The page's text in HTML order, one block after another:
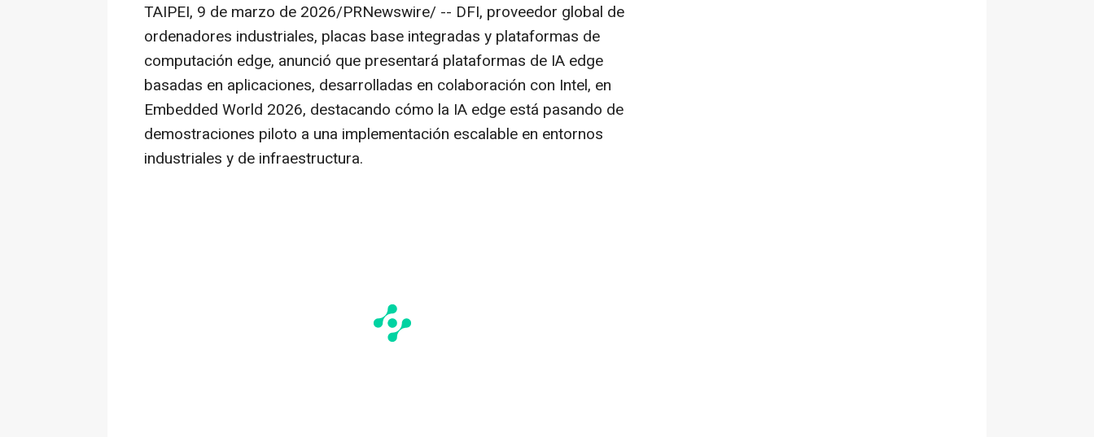
TAIPEI, 9 de marzo de 2026/PRNewswire/ -- DFI, proveedor global de
ordenadores industriales, placas base integradas y plataformas de
computación edge, anunció que presentará plataformas de IA edge
basadas en aplicaciones, desarrolladas en colaboración con Intel, en
Embedded World 2026, destacando cómo la IA edge está pasando de
demostraciones piloto a una implementación escalable en entornos
industriales y de infraestructura.